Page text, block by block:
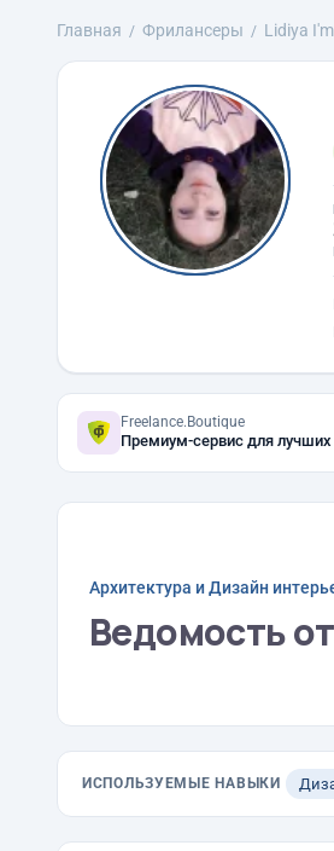
Главная Фрилансеры Lidiya I'm
Freelance.Boutique
Премиум-сервис для лучших
Архитектура и Дизайн
Ведомость
ИСПОЛЬЗУЕМЫЕ НАВЫКИ